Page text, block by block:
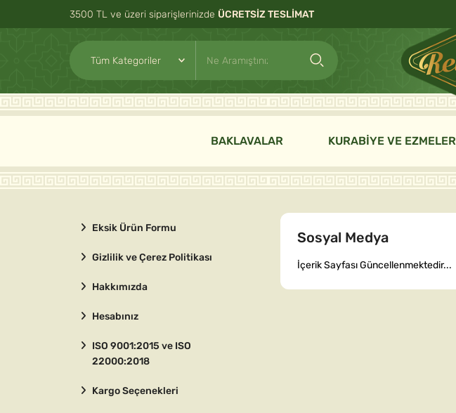
3500 TL ve üzeri siparişlerinizde ÜCRETSİZ TESLİMAT
BAKLAVALAR KURABİYE VE EZMELER
Eksik Ürün Formu
Gizlilik ve Çerez Politikası
Hakkımızda
Hesabınız
ISO 9001:2015 ve ISO
22000:2018
Kargo Seçenekleri
Sosyal Medya
İçerik Sayfası Güncellenmektedir...